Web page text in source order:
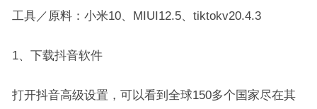
工具／原料：小米10、MIUI12.5、tiktokv20.4.3
1、下载抖音软件
打开抖音高级设置，可以看到全球150多个国家尽在其